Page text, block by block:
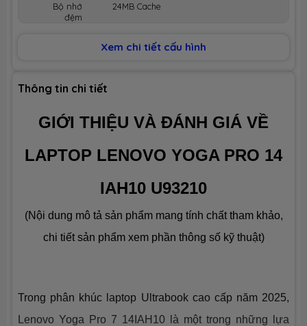
Bộ nhớ
đệm
24MB Cache
BỘ NHỚ MÁY (RAM)
Dung lượng
Công nghệ LPDDR5x 8533MHz
Dung lượng SSD 1TB M.2
Số slot 1 slot
Xem chi tiết cấu hình
Thông tin chi tiết
GIỚI THIỆU VÀ ĐÁNH GIÁ VỀ
LAPTOP LENOVO YOGA PRO 14
IAH10 U93210
(Nội dung mô tả sản phẩm mang tính chất tham khảo,
chi tiết sản phẩm xem phần thông số kỹ thuật)
Trong phân khúc laptop Ultrabook cao cấp năm 2025,
Lenovo Yoga Pro 7 14IAH10 là một trong những lựa